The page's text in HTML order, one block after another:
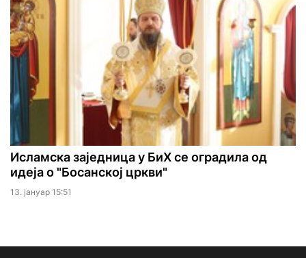
Исламска заједница у БиХ се оградила од
идеја о "Босанској цркви"
13. јануар 15:51